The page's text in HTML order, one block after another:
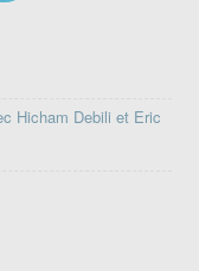
Hicham Debili et Eric